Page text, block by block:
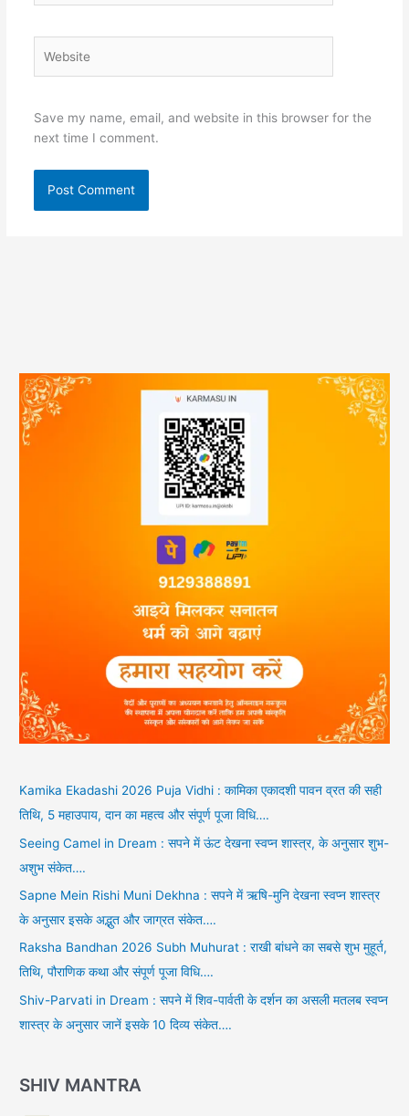
Save my name, email, and website in this browser for the
next time I comment.
Kamika Ekadashi 2026 Puja Vidhi : कामिका एकादशी पावन व्रत की सही
तिथि, 5 महाउपाय, दान का महत्व और संपूर्ण पूजा विधि….
Seeing Camel in Dream : सपने में ऊंट देखना स्वप्न शास्त्र, के अनुसार शुभ-
अशुभ संकेत….
Sapne Mein Rishi Muni Dekhna : सपने में ऋषि-मुनि देखना स्वप्न शास्त्र
के अनुसार इसके अद्भुत और जाग्रत संकेत….
Raksha Bandhan 2026 Subh Muhurat : राखी बांधने का सबसे शुभ मुहूर्त,
तिथि, पौराणिक कथा और संपूर्ण पूजा विधि….
Shiv-Parvati in Dream : सपने में शिव-पार्वती के दर्शन का असली मतलब स्वप्न
शास्त्र के अनुसार जानें इसके 10 दिव्य संकेत….
SHIV MANTRA